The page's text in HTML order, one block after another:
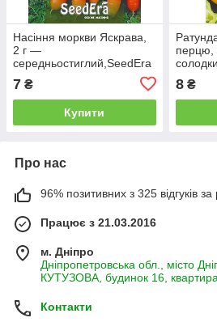
Насіння моркви Яскрава,
2 г —
середньостиглий,SeedEra
7 ₴
Купити
перцю,
8₴
Про нас
96% позитивних з 325 відгуків за
Працює з 21.03.2016
м. Дніпро
Дніпропетровська обл., місто
КУТУЗОВА, будинок 16,
Контакти